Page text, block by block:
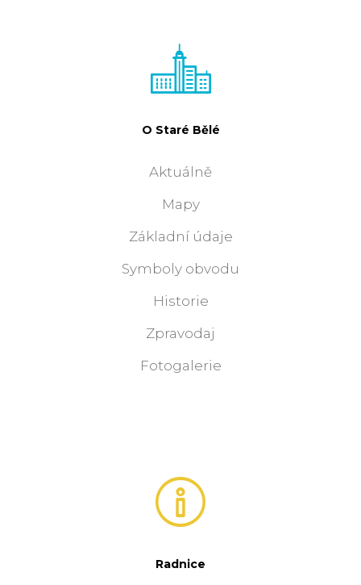
O Staré Bělé
Aktuálně
Mapy
Základní údaje
Symboly obvodu
Historie
Zpravodaj
Fotogalerie
Radnice